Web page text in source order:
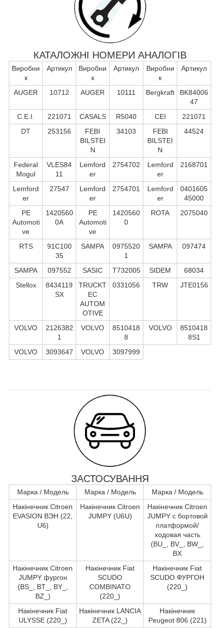
КАТАЛОЖНІ НОМЕРИ АНАЛОГІВ
Виробни
к
Артикул
Виробни
к
Артикул
Виробни
к
Артикул
AUGER 10712 AUGER 10111 Bergkraft
BK84006
47
C.E.I.
221071 CASALS R5040 CEI
221071
DT
253156
FEBI
BILSTEI
N
34103
FEBI
BILSTEI
N
44524
Federal
Mogul
VLES84
11
Lemford
er
2754702
Lemford
er
2168701
Lemford
er
27547
Lemford
er
2754701
Lemford
er
0401605
45000
PE
Automoti
ve
1420560
0A
PE
Automoti
ve
1420560
0
ROTA 2075040
RTS
91C100
35
SAMPA
0975520
1
SAMPA 097474
SAMPA 097552 SASIC T732005 SIDEM
68034
Stellox
8434119
SX
TRUCKT
EC
AUTOM
OTIVE
0331056 TRW JTE0156
VOLVO
2126382
1
VOLVO
8510418
8
VOLVO
8510418
8S1
VOLVO
3093647 VOLVO 3097999
ЗАСТОСУВАННЯ
Марка / Модель Марка / Модель
Марка / Модель
Накінечник Citroen
EVASION ВЭН (22,
U6)
Накінечник Citroen
JUMPY (U6U)
Накінечник Citroen
JUMPY c бортовой
платформой/
ходовая часть
(BU_, BV_, BW_,
BX
Накінечник Citroen
JUMPY фургон
(BS_, BT_, BY_,
BZ_)
Накінечник Fiat
SCUDO
COMBINATO
(220_)
Накінечник Fiat
SCUDO ФУРГОН
(220_)
Накінечник Fiat
ULYSSE (220_)
Накінечник LANCIA
ZETA (22_)
Накінечник
Peugeot 806 (221)